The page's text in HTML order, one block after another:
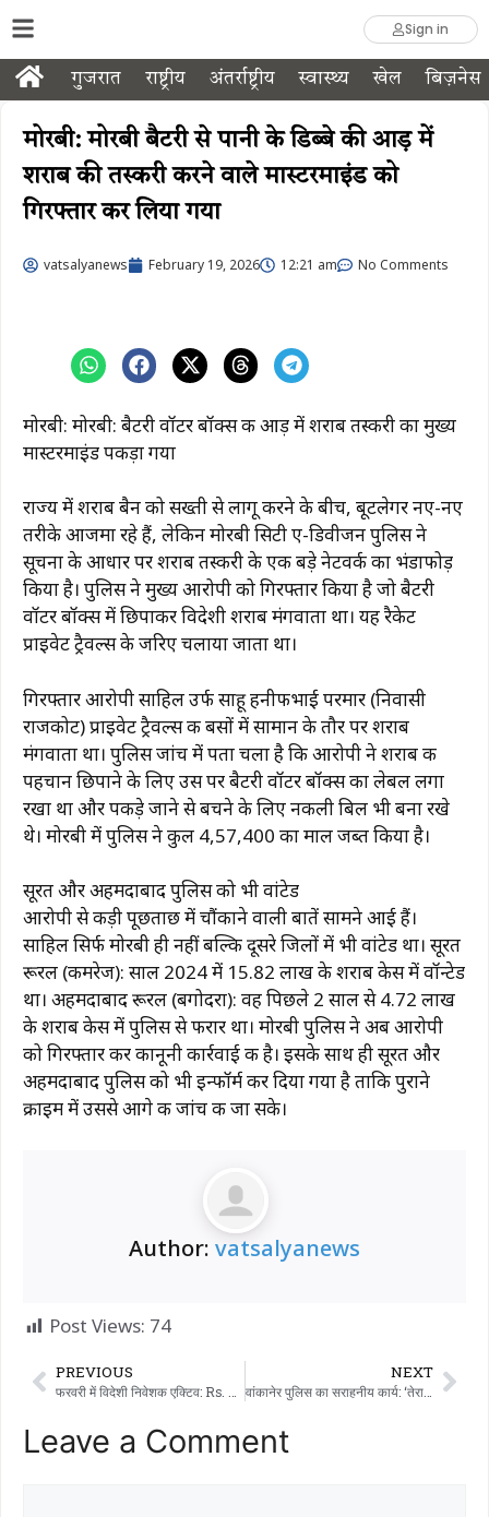
Sign in
गुजरात राष्ट्रीय अंतर्राष्ट्रीय स्वास्थ्य खेल बिज़नेस
मोरबी: मोरबी बैटरी से पानी के डिब्बे की आड़ में
शराब की तस्करी करने वाले मास्टरमाइंड को
गिरफ्तार कर लिया गया
vatsalyanews February 19, 2026 12:21 am No Comments
मोरबी: मोरबी: बैटरी वॉटर बॉक्स की आड़ में शराब तस्करी का मुख्य
मास्टरमाइंड पकड़ा गया
राज्य में शराब बैन को सख्ती से लागू करने के बीच, बूटलेगर नए-नए
तरीके आजमा रहे हैं, लेकिन मोरबी सिटी ए-डिवीजन पुलिस ने
सूचना के आधार पर शराब तस्करी के एक बड़े नेटवर्क का भंडाफोड़
किया है। पुलिस ने मुख्य आरोपी को गिरफ्तार किया है जो बैटरी
वॉटर बॉक्स में छिपाकर विदेशी शराब मंगवाता था। यह रैकेट
प्राइवेट ट्रैवल्स के जरिए चलाया जाता था।
गिरफ्तार आरोपी साहिल उर्फ ​​साहू हनीफभाई परमार (निवासी
राजकोट) प्राइवेट ट्रैवल्स की बसों में सामान के तौर पर शराब
मंगवाता था। पुलिस जांच में पता चला है कि आरोपी ने शराब की
पहचान छिपाने के लिए उस पर बैटरी वॉटर बॉक्स का लेबल लगा
रखा था और पकड़े जाने से बचने के लिए नकली बिल भी बना रखे
थे। मोरबी में पुलिस ने कुल ₹4,57,400 का माल जब्त किया है।
सूरत और अहमदाबाद पुलिस को भी वांटेड
आरोपी से कड़ी पूछताछ में चौंकाने वाली बातें सामने आई हैं।
साहिल सिर्फ मोरबी ही नहीं बल्कि दूसरे जिलों में भी वांटेड था। सूरत
रूरल (कमरेज): साल 2024 में ₹15.82 लाख के शराब केस में वॉन्टेड
था। अहमदाबाद रूरल (बगोदरा): वह पिछले 2 साल से ₹4.72 लाख
के शराब केस में पुलिस से फरार था। मोरबी पुलिस ने अब आरोपी
को गिरफ्तार कर कानूनी कार्रवाई की है। इसके साथ ही सूरत और
अहमदाबाद पुलिस को भी इन्फॉर्म कर दिया गया है ताकि पुराने
क्राइम में उससे आगे की जांच की जा सके।
Author: vatsalyanews
Post Views: 74
PREVIOUS
फरवरी में विदेशी निवेशक एक्टिव: Rs. 20,000 करोड़ की खरीदारी…!!!
NEXT
वांकानेर पुलिस का सराहनीय कार्य: ‘तेरा तुझको अर्पण’ कार्यक्रम के तहत 22 खोए हुए मोबाइल वापस किए गए
Leave a Comment